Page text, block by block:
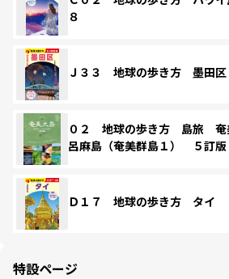
８
Ｊ３３ 地球の歩き方 墨田区
０２ 地球の歩き方 島旅
呂麻島（奄美群島１） ５訂版
Ｄ１７ 地球の歩き方 タイ
特設ページ